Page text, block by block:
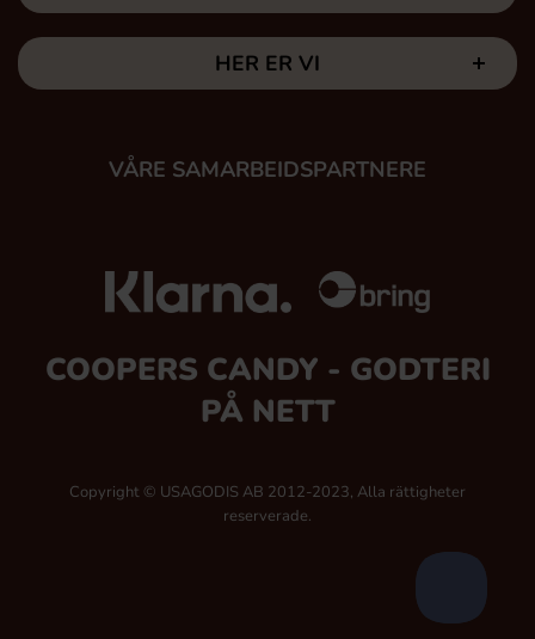
HER ER VI
VÅRE SAMARBEIDSPARTNERE
COOPERS CANDY - GODTERI
PÅ NETT
Copyright © USAGODIS AB 2012-2023, Alla rättigheter
reserverade.